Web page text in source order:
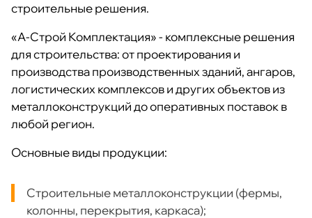
строительные решения.
«А-Строй Комплектация» - комплексные решения
для строительства: от проектирования и
производства производственных зданий, ангаров,
логистических комплексов и других объектов из
металлоконструкций до оперативных поставок в
любой регион.
Основные виды продукции:
Строительные металлоконструкции (фермы,
колонны, перекрытия, каркаса);